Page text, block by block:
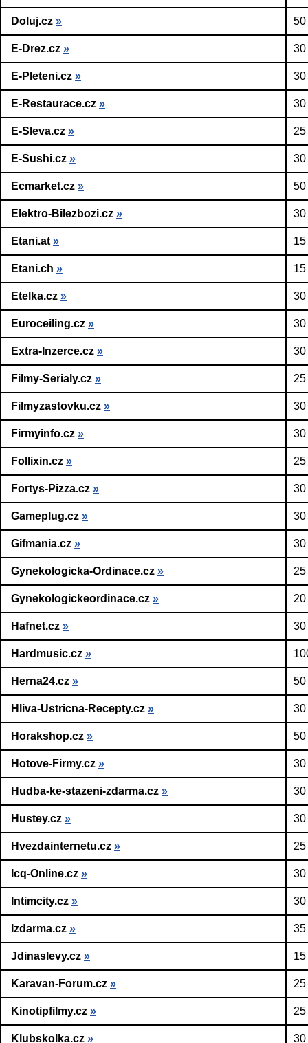
Doluj.cz » 50
E-Drez.cz » 30
E-Pleteni.cz » 30
E-Restaurace.cz » 30
E-Sleva.cz »
E-Sushi.cz » 30
Ecmarket.cz » 50
Elektro-Bilezbozi.cz » 30
Etani.at »
Etani.ch »
Etelka.cz » 30
Euroceiling.cz » 30
Extra-Inzerce.cz » 30
Filmy-Serialy.cz »
Filmyzastovku.cz » 30
Firmyinfo.cz » 30
Follixin.cz »
Fortys-Pizza.cz » 30
Gameplug.cz » 30
Gifmania.cz » 30
Gynekologicka-Ordinace.cz »
Gynekologickeordinace.cz »
Hafnet.cz » 30
Hardmusic.cz »
Herna24.cz » 50
Hliva-Ustricna-Recepty.cz » 30
Horakshop.cz » 50
Hotove-Firmy.cz » 30
Hudba-ke-stazeni-zdarma.cz » 30
Hustey.cz » 30
Hvezdainternetu.cz »
Icq-Online.cz » 30
Intimcity.cz » 30
Izdarma.cz » 35
Jdinaslevy.cz »
Karavan-Forum.cz »
Kinotipfilmy.cz »
Klubskolka.cz » 30